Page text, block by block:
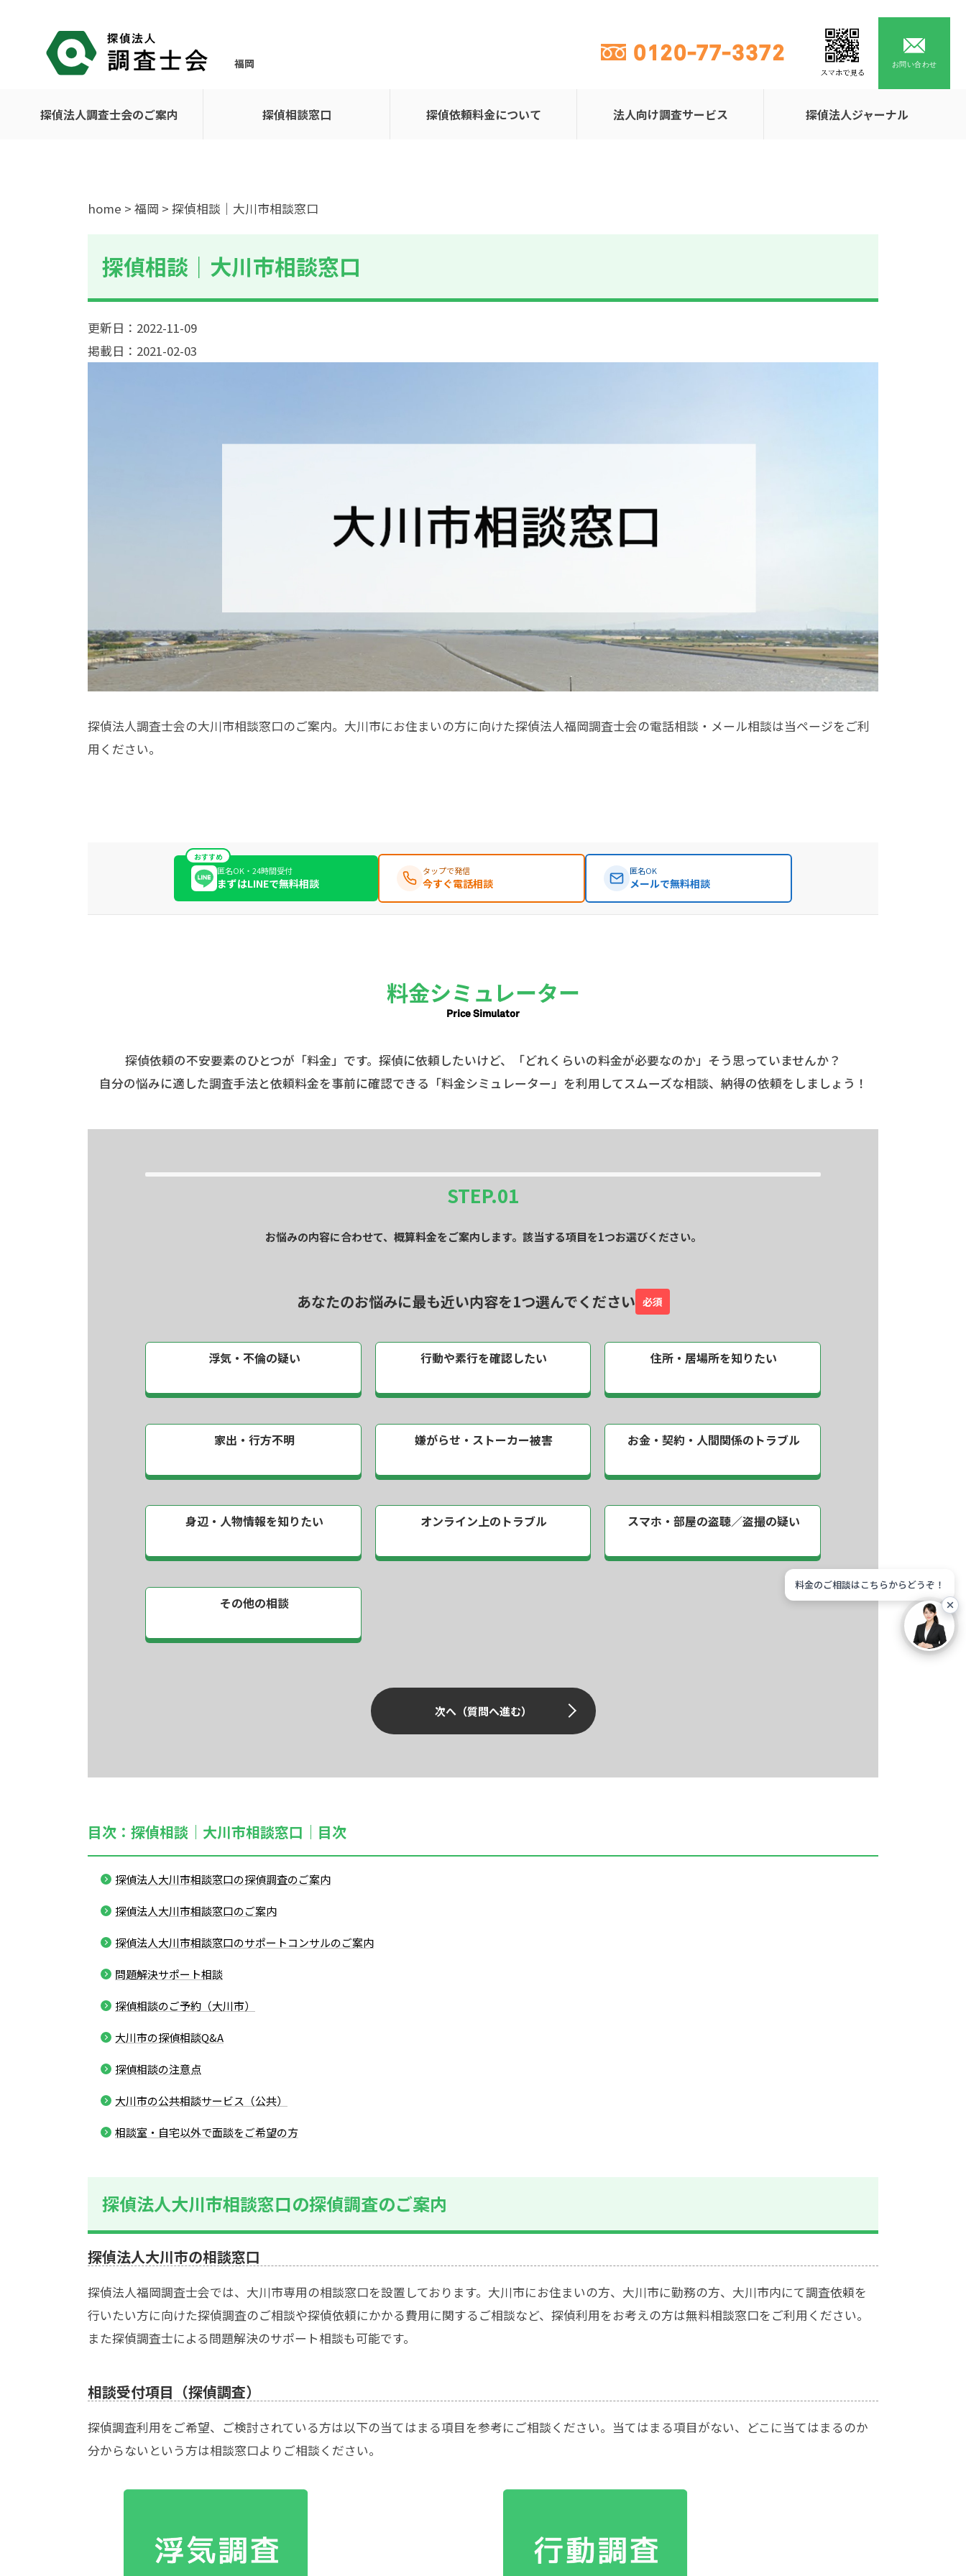
福岡 お問い合わせ
0120-77-3372
探偵法人調査士会のご案内 探偵相談窓口 探偵依頼料金について 法人向け調査サービス 探偵法人ジャーナル
home > 福岡 > 探偵相談｜大川市相談窓口
探偵相談｜大川市相談窓口
更新日：2022-11-09
掲載日：2021-02-03
探偵法人調査士会の大川市相談窓口のご案内。大川市にお住まいの方に向けた探偵法人福岡調査士会の電話相談・メール相談は当ページをご利
用ください。
おすすめ
匿名OK・24時間受付
まずはLINEで無料相談
タップで発信
今すぐ電話相談
匿名OK
メールで無料相談
料金シミュレーター
Price Simulator
探偵依頼の不安要素のひとつが「料金」です。探偵に依頼したいけど、「どれくらいの料金が必要なのか」そう思っていませんか？
自分の悩みに適した調査手法と依頼料金を事前に確認できる「料金シミュレーター」を利用してスムーズな相談、納得の依頼をしましょう！
STEP.01
お悩みの内容に合わせて、概算料金をご案内します。該当する項目を1つお選びください。
あなたのお悩みに最も近い内容を1つ選んでください 必須
浮気・不倫の疑い 行動や素行を確認したい 住所・居場所を知りたい
家出・行方不明 嫌がらせ・ ストーカー被害 お金・契約・ 人間関係のトラブル
身辺・人物情報を知りたい オンライン上の トラブル スマホ・部屋の盗聴／盗撮の疑い
その他の相談
次へ（質問へ進む）
目次：探偵相談｜大川市相談窓口｜目次
探偵法人大川市相談窓口の探偵調査のご案内
探偵法人大川市相談窓口のご案内
探偵法人大川市相談窓口のサポートコンサルのご案内
問題解決サポート相談
探偵相談のご予約（大川市）
大川市の探偵相談Q&A
探偵相談の注意点
大川市の公共相談サービス（公共）
相談室・自宅以外で面談をご希望の方
探偵法人大川市相談窓口の探偵調査のご案内
探偵法人大川市の相談窓口
探偵法人福岡調査士会では、大川市専用の相談窓口を設置しております。大川市にお住まいの方、大川市に勤務の方、大川市内にて調査依頼を
行いたい方に向けた探偵調査のご相談や探偵依頼にかかる費用に関するご相談など、探偵利用をお考えの方は無料相談窓口をご利用ください。
また探偵調査士による問題解決のサポート相談も可能です。
相談受付項目（探偵調査）
探偵調査利用をご希望、ご検討されている方は以下の当てはまる項目を参考にご相談ください。当てはまる項目がない、どこに当てはまるのか
分からないという方は相談窓口よりご相談ください。
料金のご相談はこちらからどうぞ！